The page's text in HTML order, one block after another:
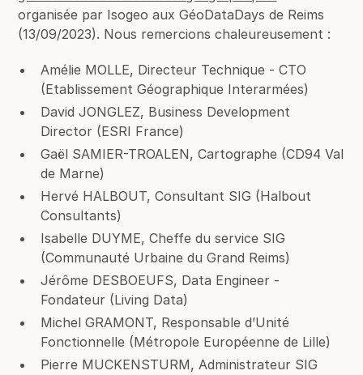
organisée par Isogeo aux GéoDataDays de Reims
(13/09/2023). Nous remercions chaleureusement :
Amélie MOLLE, Directeur Technique - CTO
(Etablissement Géographique Interarmées)
David JONGLEZ, Business Development
Director (ESRI France)
Gaël SAMIER-TROALEN, Cartographe (CD94 Val
de Marne)
Hervé HALBOUT, Consultant SIG (Halbout
Consultants)
Isabelle DUYME, Cheffe du service SIG
(Communauté Urbaine du Grand Reims)
Jérôme DESBOEUFS, Data Engineer -
Fondateur (Living Data)
Michel GRAMONT, Responsable d’Unité
Fonctionnelle (Métropole Européenne de Lille)
Pierre MUCKENSTURM, Administrateur SIG